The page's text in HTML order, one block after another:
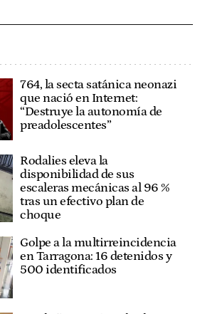
764, la secta satánica neonazi
que nació en Internet:
“Destruye la autonomía de
preadolescentes”
Rodalies eleva la
disponibilidad de sus
escaleras mecánicas al 96 %
tras un efectivo plan de
choque
Golpe a la multirreincidencia
en Tarragona: 16 detenidos y
500 identificados